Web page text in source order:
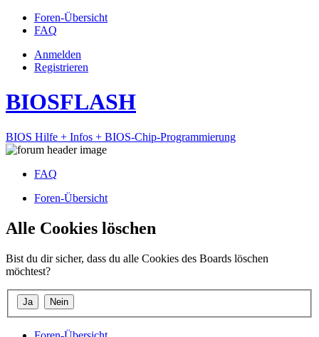
Foren-Übersicht
FAQ
Anmelden
Registrieren
BIOSFLASH
BIOS Hilfe + Infos + BIOS-Chip-Programmierung
FAQ
Foren-Übersicht
Alle Cookies löschen
Bist du dir sicher, dass du alle Cookies des Boards löschen
möchtest?